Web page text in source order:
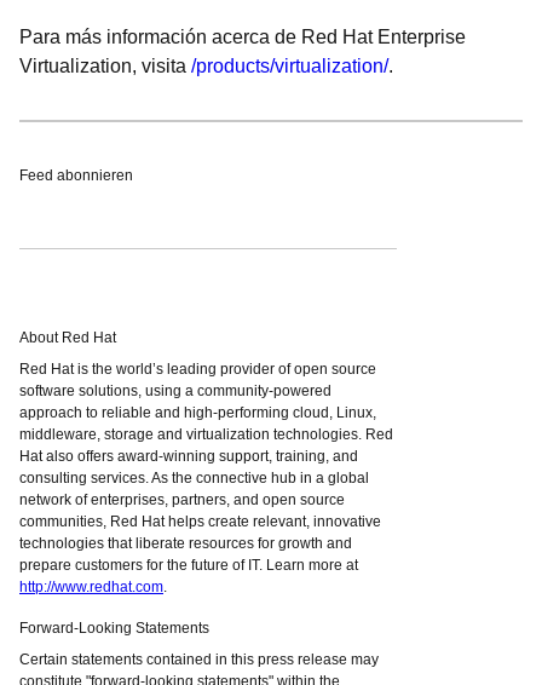
Para más información acerca de Red Hat Enterprise
Virtualization, visita /products/virtualization/.
Feed abonnieren
About Red Hat
Red Hat is the world’s leading provider of open source
software solutions, using a community-powered
approach to reliable and high-performing cloud, Linux,
middleware, storage and virtualization technologies. Red
Hat also offers award-winning support, training, and
consulting services. As the connective hub in a global
network of enterprises, partners, and open source
communities, Red Hat helps create relevant, innovative
technologies that liberate resources for growth and
prepare customers for the future of IT. Learn more at
http://www.redhat.com.
Forward-Looking Statements
Certain statements contained in this press release may
constitute "forward-looking statements" within the